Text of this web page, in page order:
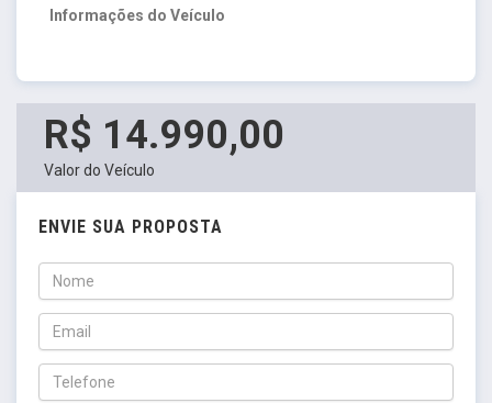
Informações do Veículo
R$ 14.990,00
Valor do Veículo
ENVIE SUA PROPOSTA